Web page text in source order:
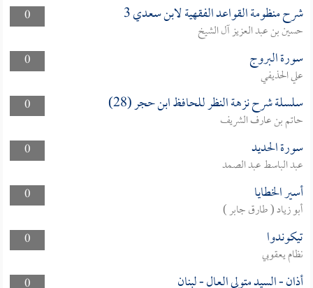
0 شرح منظومة القواعد الفقهية لابن سعدي 3
حسين بن عبد العزيز آل الشيخ
0
سورة البروج
علي الحذيفي
0
سلسلة شرح نزهة النظر للحافظ ابن حجر (28)
حاتم بن عارف الشريف
0
سورة الحديد
عبد الباسط عبد الصمد
0
أسير الخطايا
أبو زياد ( طارق جابر )
0
تيكوندوا
نظام يعقوبي